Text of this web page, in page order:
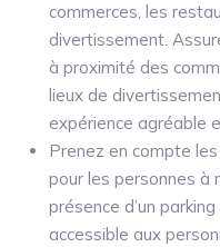
commerces, les
divertissement.
à proximité des
lieux de
expérience agréable
Prenez en compte
pour les personnes à
présence d’un
accessible aux